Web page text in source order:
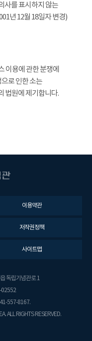
사를 표시하지 않는
년 12월 18일자 변경)
이용에 관한 분쟁에
로 인한 소는
법원에 제기합니다.
이용약관
저작권정책
사이트맵
독립기념관로 1
02552
557-8167.
ALL RIGHTS RESERVED.